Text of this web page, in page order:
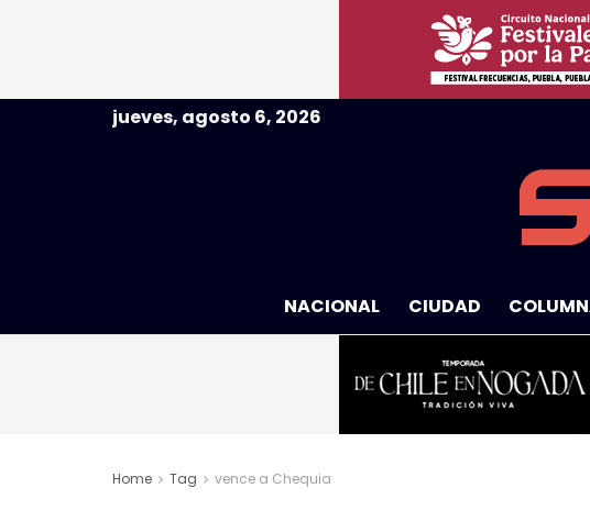
jueves, agosto 6, 2026
NACIONAL CIUDAD
Home Tag vence a Chequia